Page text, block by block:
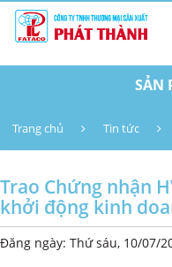
SẢN
Trang chủ Tin tức
Trao Chứng nhận
khởi động kinh
Đăng ngày: Thứ sáu, 10/07/